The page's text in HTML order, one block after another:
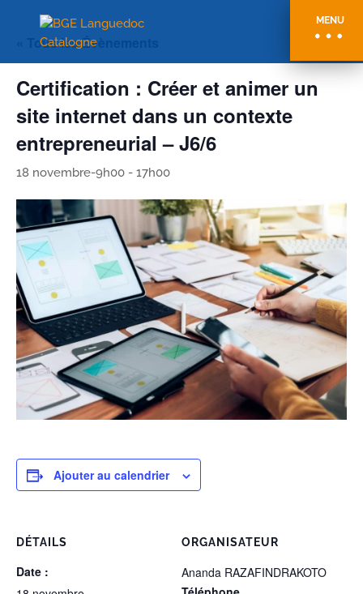
MENU
« Tous les Évènements
Certification : Créer et animer un
site internet dans un contexte
entrepreneurial – J6/6
18 novembre-9h00 - 17h00
Ajouter au calendrier
DÉTAILS
Date :
ORGANISATEUR
Ananda RAZAFINDRAKOTO